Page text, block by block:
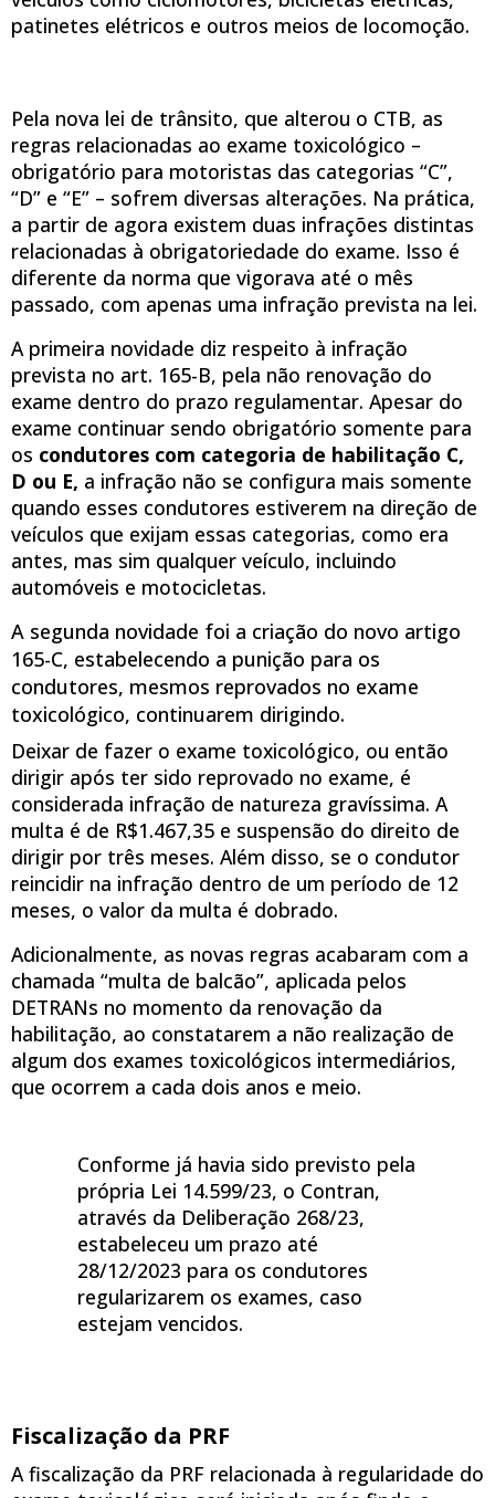
patinetes elétricos e outros meios de locomoção.
Pela nova lei de trânsito, que alterou o CTB, as
regras relacionadas ao exame toxicológico –
obrigatório para motoristas das categorias “C”,
“D” e “E” – sofrem diversas alterações. Na prática,
a partir de agora existem duas infrações distintas
relacionadas à obrigatoriedade do exame. Isso é
diferente da norma que vigorava até o mês
passado, com apenas uma infração prevista na lei.
A primeira novidade diz respeito à infração
prevista no art. 165-B, pela não renovação do
exame dentro do prazo regulamentar. Apesar do
exame continuar sendo obrigatório somente para
os condutores com categoria de habilitação C,
D ou E, a infração não se configura mais somente
quando esses condutores estiverem na direção de
veículos que exijam essas categorias, como era
antes, mas sim qualquer veículo, incluindo
automóveis e motocicletas.
A segunda novidade foi a criação do novo artigo
165-C, estabelecendo a punição para os
condutores, mesmos reprovados no exame
toxicológico, continuarem dirigindo.
Deixar de fazer o exame toxicológico, ou então
dirigir após ter sido reprovado no exame, é
considerada infração de natureza gravíssima. A
multa é de R$1.467,35 e suspensão do direito de
dirigir por três meses. Além disso, se o condutor
reincidir na infração dentro de um período de 12
meses, o valor da multa é dobrado.
Adicionalmente, as novas regras acabaram com a
chamada “multa de balcão”, aplicada pelos
DETRANs no momento da renovação da
habilitação, ao constatarem a não realização de
algum dos exames toxicológicos intermediários,
que ocorrem a cada dois anos e meio.
Conforme já havia sido previsto pela
própria Lei 14.599/23, o Contran,
através da Deliberação 268/23,
estabeleceu um prazo até
28/12/2023 para os condutores
regularizarem os exames, caso
estejam vencidos.
Fiscalização da PRF
A fiscalização da PRF relacionada à regularidade do